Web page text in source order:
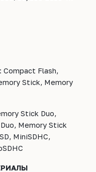
Compact Flash,
Stick, Memory
Stick Duo,
Memory Stick
MiniSDHC,